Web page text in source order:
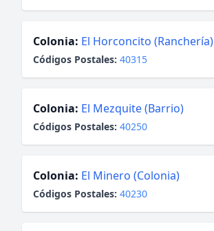
Colonia: El Horconcito (Ranchería)
Códigos Postales: 40315
Colonia: El Mezquite (Barrio)
Códigos Postales: 40250
Colonia: El Minero (Colonia)
Códigos Postales: 40230